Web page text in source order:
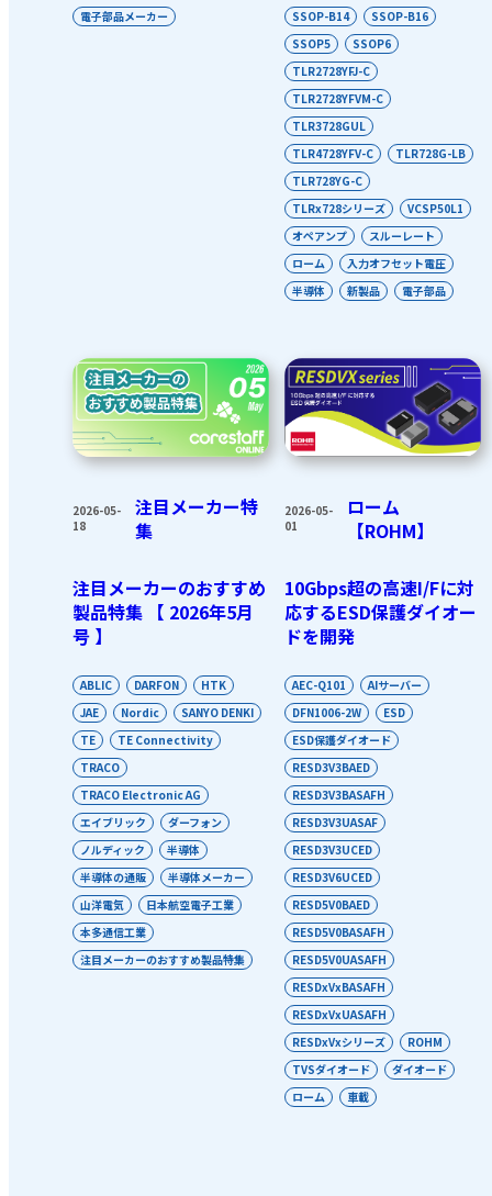
電子部品メーカー
SSOP-B14
SSOP-B16
SSOP5
SSOP6
TLR2728YFJ-C
TLR2728YFVM-C
TLR3728GUL
TLR4728YFV-C
TLR728G-LB
TLR728YG-C
TLRx728シリーズ
VCSP50L1
オペアンプ
スルーレート
ローム
入力オフセット電圧
半導体
新製品 電子部品
2026-05-
18
注目メーカー特
集
注目メーカーのおすすめ
製品特集 【 2026年5月
号 】
ABLIC DARFON
HTK
JAE
Nordic
SANYO DENKI
TE
TE Connectivity
TRACO
TRACO Electronic AG
エイブリック
ダーフォン
ノルディック
半導体
半導体の通販
半導体メーカー
山洋電気
日本航空電子工業
本多通信工業
注目メーカーのおすすめ製品特集
2026-05-
01
ローム
【ROHM】
10Gbps超の高速I/Fに対
応するESD保護ダイオー
ドを開発
AEC-Q101
AIサーバー
DFN1006-2W
ESD
ESD保護ダイオード
RESD3V3BAED
RESD3V3BASAFH
RESD3V3UASAF
RESD3V3UCED
RESD3V6UCED
RESD5V0BAED
RESD5V0BASAFH
RESD5V0UASAFH
RESDxVxBASAFH
RESDxVxUASAFH
RESDxVxシリーズ
ROHM
TVSダイオード
ダイオード
ローム
車載